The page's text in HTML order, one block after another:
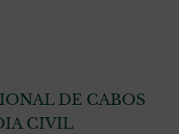
DE CABOS
CIVIL